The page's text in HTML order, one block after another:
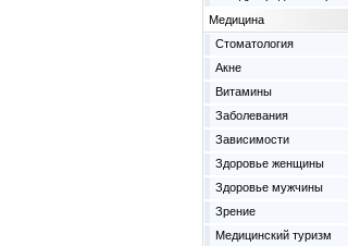
Медицина
Cтоматология
Акне
Витамины
Заболевания
Зависимости
Здоровье женщины
Здоровье мужчины
Зрение
Медицинский туризм